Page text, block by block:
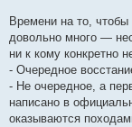
Времени на то, чтобы
довольно много —
ни к кому конкретно
- Очередное
- Не очередное, а
написано в
оказываются